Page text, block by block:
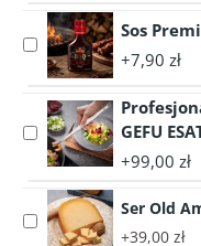
EKO
190g
EYE
STEK
ANGUS
Miguel
Vergara
HISZPANIA
RIB
EYE
ANGUS
Miguel
Vergara
HISZPANIA
Select
accessory
Premium
BBQ
Original
Sos
+7,90 zł
Select
accessory
szczypce
kuchenne
GEFU
+99,00 zł
Select
Ser Old
+39,00 zł